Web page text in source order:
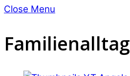
Close Menu
Familienalltag